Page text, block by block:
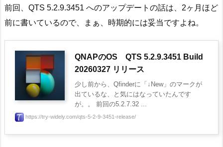
前回、QTS 5.2.9.3451 へのアップデートの話は、2ヶ月ほど
前に書いているので、まぁ、時期的には妥当ですよね。
QNAPのOS QTS 5.2.9.3451 Build
20260327 リリース
少し前から、Qfinderに「↓New」のマークが
出ているな、と気にはなっていたんです
が。。 前回の5.2.7.32 ...
https://try-widely.com/qts-5-2-9-3451-release/